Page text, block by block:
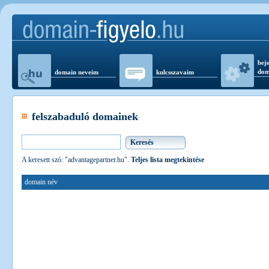
domain neveim kulcsszavaim
felszabaduló domainek
A keresett szó: "advantagepartner.hu". Teljes lista megtekintése
domain név